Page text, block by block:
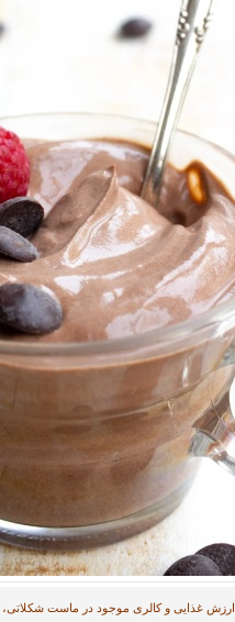
ارزش غذایی و کالری موجود در ماست